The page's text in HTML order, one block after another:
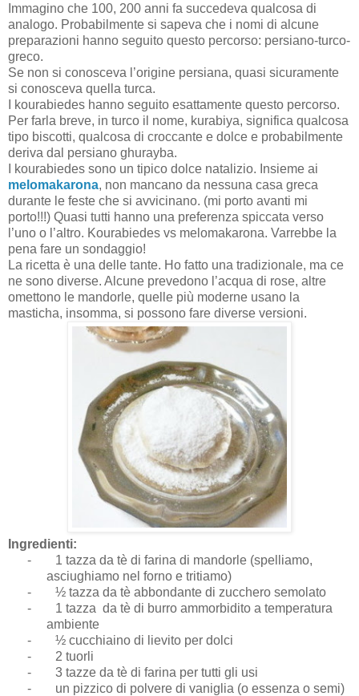
Immagino che 100, 200 anni fa succedeva qualcosa di
analogo. Probabilmente si sapeva che i nomi di alcune
preparazioni hanno seguito questo percorso: persiano-turco-
greco.
Se non si conosceva l’origine persiana, quasi sicuramente
si conosceva quella turca.
I kourabiedes hanno seguito esattamente questo percorso.
Per farla breve, in turco il nome, kurabiya, significa qualcosa
tipo biscotti, qualcosa di croccante e dolce e probabilmente
deriva dal persiano ghurayba.
I kourabiedes sono un tipico dolce natalizio. Insieme ai
melomakarona, non mancano da nessuna casa greca
durante le feste che si avvicinano. (mi porto avanti mi
porto!!!) Quasi tutti hanno una preferenza spiccata verso
l’uno o l’altro. Kourabiedes vs melomakarona. Varrebbe la
pena fare un sondaggio!
La ricetta è una delle tante. Ho fatto una tradizionale, ma ce
ne sono diverse. Alcune prevedono l’acqua di rose, altre
omettono le mandorle, quelle più moderne usano la
masticha, insomma, si possono fare diverse versioni.
Ingredienti:
-
1 tazza da tè di farina di mandorle (spelliamo,
asciughiamo nel forno e tritiamo)
-
½ tazza da tè abbondante di zucchero semolato
-
1 tazza da tè di burro ammorbidito a temperatura
ambiente
-
½ cucchiaino di lievito per dolci
-
2 tuorli
-
3 tazze da tè di farina per tutti gli usi
-
un pizzico di polvere di vaniglia (o essenza o semi)